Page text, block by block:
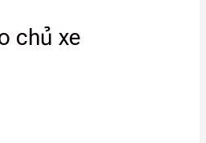
chủ xe